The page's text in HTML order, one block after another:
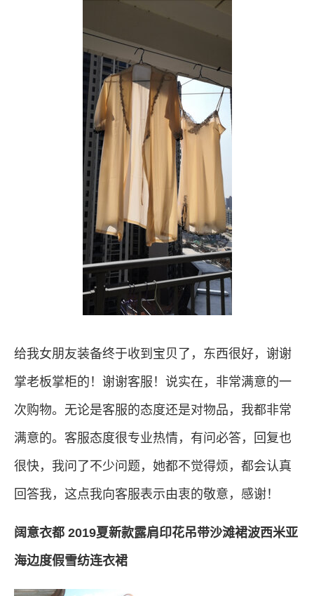
给我女朋友装备终于收到宝贝了，东西很好，谢谢
掌老板掌柜的！谢谢客服！说实在，非常满意的一
次购物。无论是客服的态度还是对物品，我都非常
满意的。客服态度很专业热情，有问必答，回复也
很快，我问了不少问题，她都不觉得烦，都会认真
回答我，这点我向客服表示由衷的敬意，感谢！
阔意衣都 2019夏新款露肩印花吊带沙滩裙波西米亚
海边度假雪纺连衣裙